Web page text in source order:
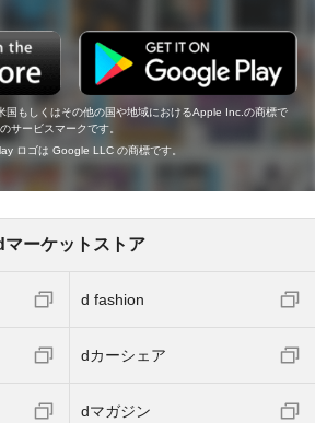
もしくはその他の国や地域におけるApple Inc.の商標で
サービスマークです。
ロゴは Google LLC の商標です。
マーケットストア
d fashion
dカーシェア
dマガジン